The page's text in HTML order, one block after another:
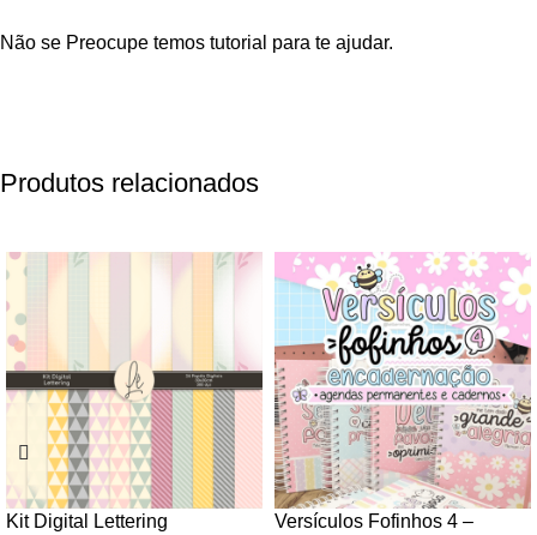
Não se Preocupe temos tutorial para te ajudar.
Produtos relacionados
Kit Digital Lettering Versículos Fofinhos 4 –